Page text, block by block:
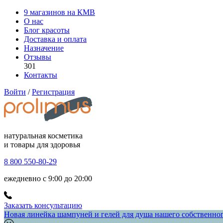
9 магазинов на КМВ
О нас
Блог красоты
Доставка и оплата
Назначение
Отзывы
301
Контакты
Войти / Регистрация
натуральная косметика
и товары для здоровья
8 800 550-80-29
ежедневно с 9:00 до 20:00
Заказать консультацию
Новая линейка шампуней и гелей для душа нашего